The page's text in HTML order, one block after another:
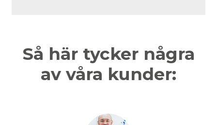
Så här tycker några
av våra kunder: